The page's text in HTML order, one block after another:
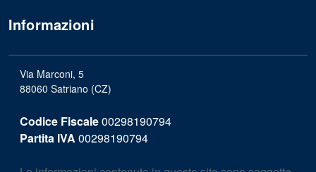
Informazioni
Via Marconi, 5
88060 Satriano (CZ)
Codice Fiscale00298190794
Partita IVA 00298190794